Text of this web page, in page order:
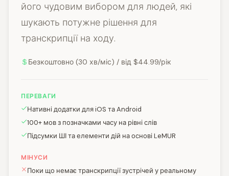
його чудовим вибором для людей, які
шукають потужне рішення для
транскрипції на ходу.
Безкоштовно (30 хв/міс) / від $44.99/рік
ПЕРЕВАГИ
Нативні додатки для iOS та Android
100+ мов з позначками часу на рівні слів
Підсумки ШІ та елементи дій на основі LeMUR
МІНУСИ
Поки що немає транскрипції зустрічей у реальному